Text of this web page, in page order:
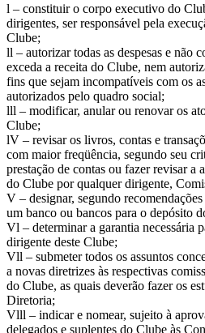
l – constituir o corpo executivo do
dirigentes, ser responsável pela
Clube;
ll – autorizar todas as despesas e não
exceda a receita do Clube, nem
fins que sejam incompatíveis com os
autorizados pelo quadro social;
lll – modificar, anular ou renovar os
Clube;
lV – revisar os livros, contas e
com maior freqüência, segundo seu
prestação de contas ou fazer revisar a
do Clube por qualquer dirigente,
V – designar, segundo
um banco ou bancos para o depósito
Vl – determinar a garantia necessária
dirigente deste Clube;
Vll – submeter todos os assuntos
a novas diretrizes às respectivas
do Clube, as quais deverão fazer os
Diretoria;
Vlll – indicar e nomear, sujeito à
delegados e suplentes do Clube às